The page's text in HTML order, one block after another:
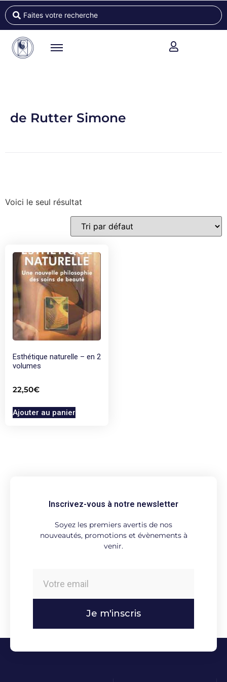
de Rutter Simone
Voici le seul résultat
Esthétique naturelle – en 2
volumes
22,50€
Ajouter au panier
Inscrivez-vous à notre newsletter
Soyez les premiers avertis de nos
nouveautés, promotions et évènements à
venir.
Je m'inscris